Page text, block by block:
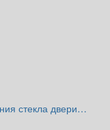
стекла двери…